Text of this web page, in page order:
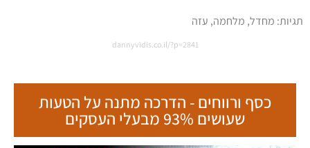
תגיות: מחדל, מלחמה, עזה
dannyvidis.co.il/?p=2841
כסף ורווחים - הדרכה מתנה על הטעות
שעושים 93% מבעלי העסקים